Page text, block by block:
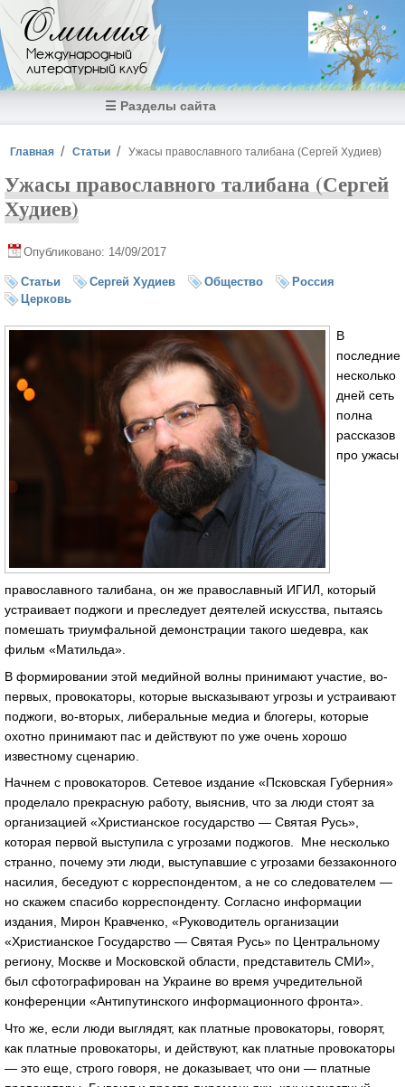
Перейти к основному содержанию
Омилия
Международный
литературный клуб
☰ Разделы сайта
Вы здесь
Главная Статьи Ужасы православного талибана (Сергей Худиев)
Ужасы православного талибана (Сергей
Худиев)
Опубликовано: 14/09/2017
Статьи Сергей Худиев Общество
Россия
Церковь
В
последние
несколько
дней сеть
полна
рассказов
про ужасы
православного талибана, он же православный ИГИЛ, который
устраивает поджоги и преследует деятелей искусства, пытаясь
помешать триумфальной демонстрации такого шедевра, как
фильм «Матильда».
В формировании этой медийной волны принимают участие, во-
первых, провокаторы, которые высказывают угрозы и устраивают
поджоги, во-вторых, либеральные медиа и блогеры, которые
охотно принимают пас и действуют по уже очень хорошо
известному сценарию.
Начнем с провокаторов. Сетевое издание «Псковская Губерния»
проделало прекрасную работу, выяснив, что за люди стоят за
организацией «Христианское государство — Святая Русь»,
которая первой выступила с угрозами поджогов. Мне несколько
странно, почему эти люди, выступавшие с угрозами беззаконного
насилия, беседуют с корреспондентом, а не со следователем —
но скажем спасибо корреспонденту. Согласно информации
издания, Мирон Кравченко, «Руководитель организации
«Христианское Государство — Святая Русь» по Центральному
региону, Москве и Московской области, представитель СМИ»,
был сфотографирован на Украине во время учредительной
конференции «Антипутинского информационного фронта».
Что же, если люди выглядят, как платные провокаторы, говорят,
как платные провокаторы, и действуют, как платные провокаторы
— это еще, строго говоря, не доказывает, что они — платные